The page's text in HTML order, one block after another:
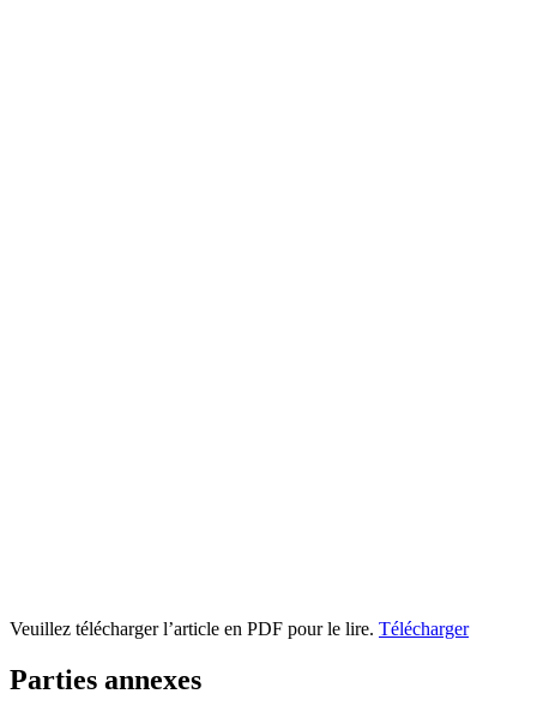
Veuillez télécharger l’article en PDF pour le lire. Télécharger
Parties annexes